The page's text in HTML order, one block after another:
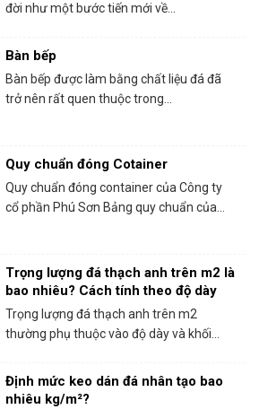
đời như một bước tiến mới về...
Bàn bếp
Bàn bếp được làm bằng chất liệu đá đã
trở nên rất quen thuộc trong...
Quy chuẩn đóng Cotainer
Quy chuẩn đóng container của Công ty
cổ phần Phú Sơn Bảng quy chuẩn của...
Trọng lượng đá thạch anh trên m2 là
bao nhiêu? Cách tính theo độ dày
Trọng lượng đá thạch anh trên m2
thường phụ thuộc vào độ dày và khối...
Định mức keo dán đá nhân tạo bao
nhiêu kg/m²?